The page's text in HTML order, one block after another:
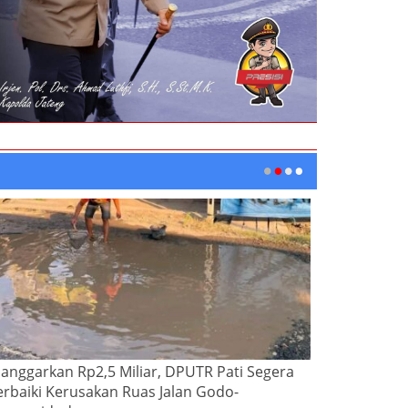
Rp2,5 Miliar, DPUTR Pati Segera
Kerusakan Ruas Jalan Godo-